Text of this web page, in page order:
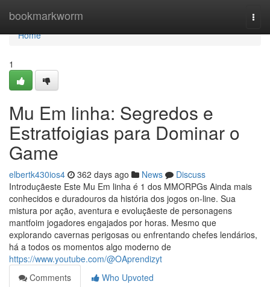
bookmarkworm
Home
Home
1
Mu Em linha: Segredos e
Estratfoigias para Dominar o
Game
elbertk430ios4 362 days ago News
Discuss
Introduçãeste Este Mu Em linha é 1 dos MMORPGs Ainda mais
conhecidos e duradouros da história dos jogos on-line. Sua
mistura por ação, aventura e evoluçãeste de personagens
mantfoim jogadores engajados por horas. Mesmo que
explorando cavernas perigosas ou enfrentando chefes lendários,
há a todos os momentos algo moderno de
https://www.youtube.com/@OAprendizyt
Comments
Who Upvoted